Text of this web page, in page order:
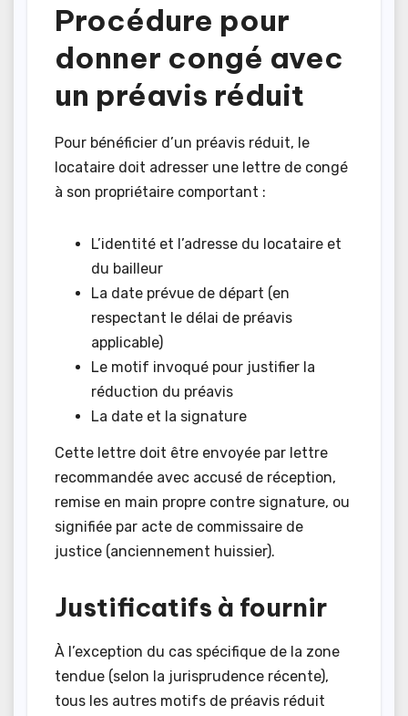
Procédure pour
donner congé avec
un préavis réduit
Pour bénéficier d’un préavis réduit, le
locataire doit adresser une lettre de congé
à son propriétaire comportant :
L’identité et l’adresse du locataire et
du bailleur
La date prévue de départ (en
respectant le délai de préavis
applicable)
Le motif invoqué pour justifier la
réduction du préavis
La date et la signature
Cette lettre doit être envoyée par lettre
recommandée avec accusé de réception,
remise en main propre contre signature, ou
signifiée par acte de commissaire de
justice (anciennement huissier).
Justificatifs à fournir
À l’exception du cas spécifique de la zone
tendue (selon la jurisprudence récente),
tous les autres motifs de préavis réduit